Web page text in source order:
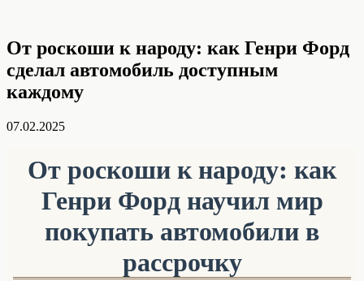
От роскоши к народу: как Генри Форд
сделал автомобиль доступным
каждому
07.02.2025
От роскоши к народу: как
Генри Форд научил мир
покупать автомобили в
рассрочку